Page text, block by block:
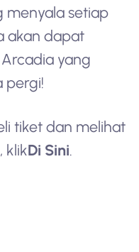
menyala setiap
akan dapat
yang
pergi!
tiket dan melihat
klikDi Sini.